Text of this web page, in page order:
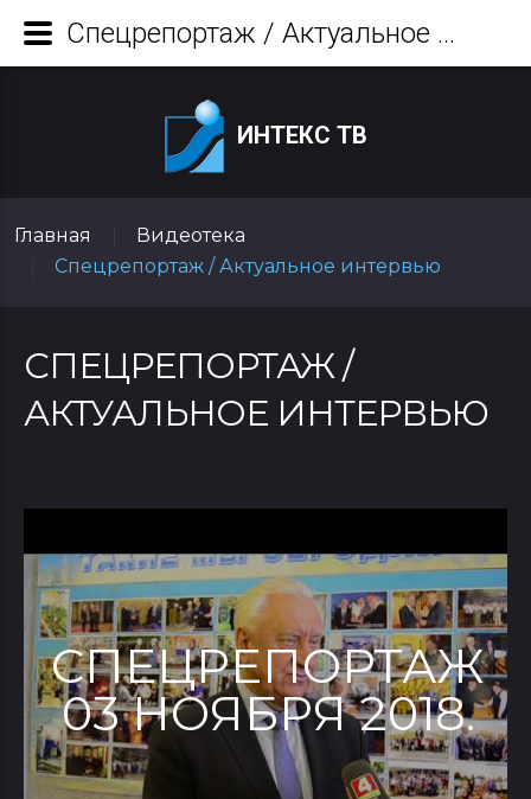
ИНТЕКС ТВ
Главная
Видеотека
Спецрепортаж / Актуальное интервью
СПЕЦРЕПОРТАЖ /
АКТУАЛЬНОЕ ИНТЕРВЬЮ
СПЕЦРЕПОРТАЖ
03 НОЯБРЯ 2018.
Спецрепортаж / Актуальное интервью